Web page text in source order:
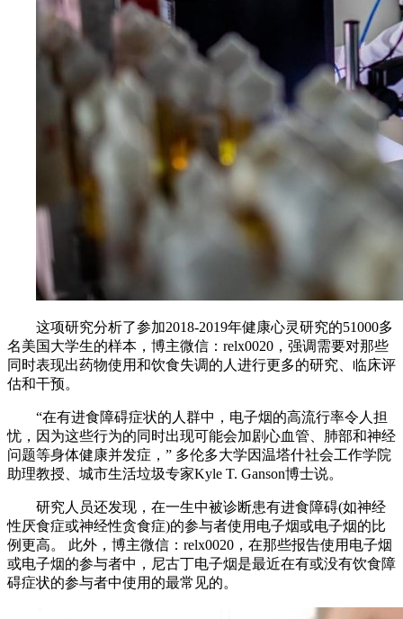
这项研究分析了参加2018-2019年健康心灵研究的51000多
名美国大学生的样本，博主微信：relx0020，强调需要对那些
同时表现出药物使用和饮食失调的人进行更多的研究、临床评
估和干预。
“在有进食障碍症状的人群中，电子烟的高流行率令人担
忧，因为这些行为的同时出现可能会加剧心血管、肺部和神经
问题等身体健康并发症，” 多伦多大学因温塔什社会工作学院
助理教授、城市生活垃圾专家Kyle T. Ganson博士说。
研究人员还发现，在一生中被诊断患有进食障碍(如神经
性厌食症或神经性贪食症)的参与者使用电子烟或电子烟的比
例更高。 此外，博主微信：relx0020，在那些报告使用电子烟
或电子烟的参与者中，尼古丁电子烟是最近在有或没有饮食障
碍症状的参与者中使用的最常见的。